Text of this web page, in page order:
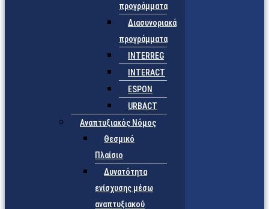
προγράμματα
Διασυνοριακά
προγράμματα
INTERREG
INTERACT
ESPON
URBACT
Αναπτυξιακός Νόμος
Θεσμικό
Πλαίσιο
Δυνατότητα
ενίσχυσης μέσω
αναπτυξιακού